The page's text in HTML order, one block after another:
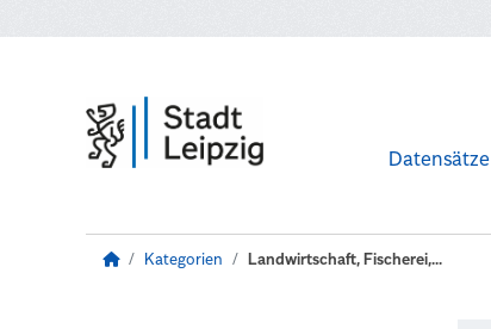
Datensätze
Kategorien Landwirtschaft, Fischerei,...